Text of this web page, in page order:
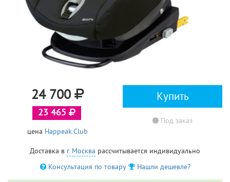
24 700
23 465
цена Happeak.Club
Купить
Под заказ
Доставка в г. Москва рассчитывается индивидуально
Консультация по товару
Нашли дешевле?